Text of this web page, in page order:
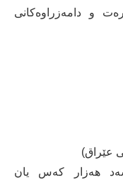
و دامەزراوەكانی
هەزار كەس یان